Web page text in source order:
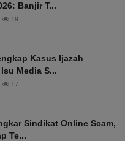
Banjir T...
19
Kasus Ijazah
Media S...
17
Sindikat Online Scam,
Te...